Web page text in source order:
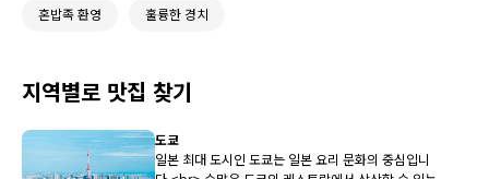
혼밥족 환영 훌륭한 경치
지역별로 맛집 찾기
도쿄
일본 최대 도시인 도쿄는 일본 요리 문화의 중심입니